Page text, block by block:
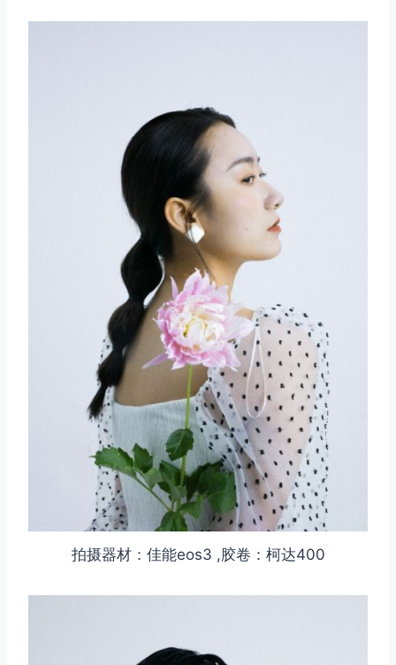
拍摄器材：佳能eos3 ,胶卷：柯达400